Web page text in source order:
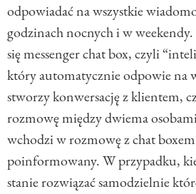
odpowiadać na wszystkie
godzinach nocnych i w
się messenger chat box, czyli
który automatycznie odpowie na
stworzy konwersację z klientem,
rozmowę między dwiema
wchodzi w rozmowę z chat
poinformowany. W przypadku,
stanie rozwiązać samodzielnie